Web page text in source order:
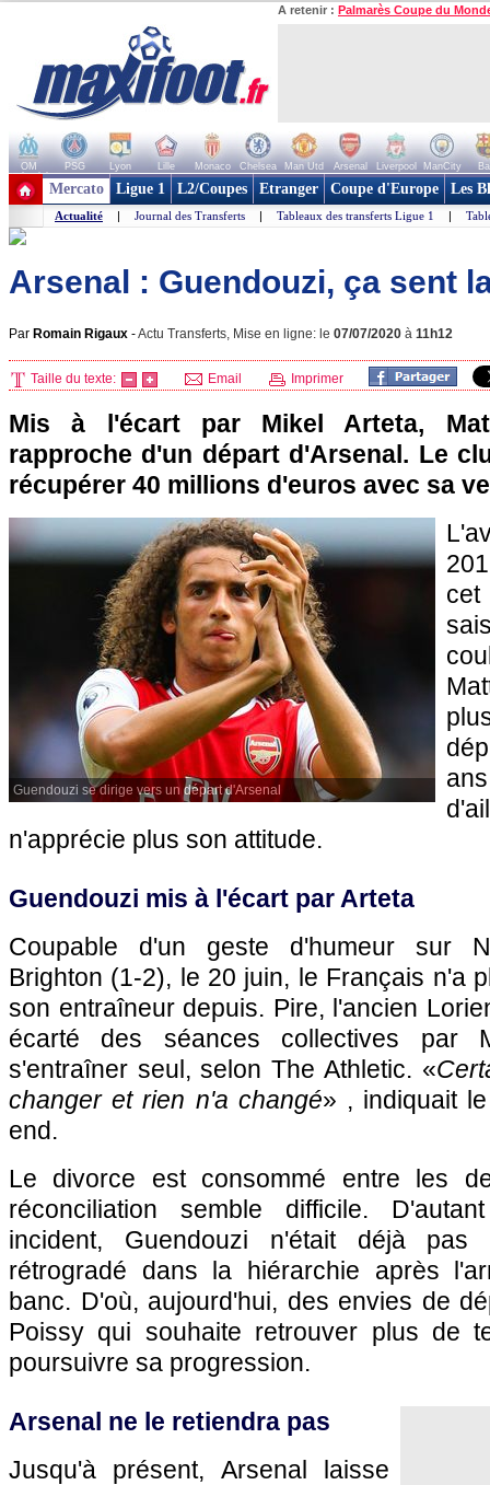
A retenir : Palmarès Coupe du
OM PSG Lyon Lille Monaco Chelsea Man Utd Arsenal Liverpool ManCity
+ de clubs
Mercato Ligue 1 L2/Coupes Etranger Coupe d'Europe Les
Actualité | Journal des Transferts | Tableaux des transferts Ligue 1 |
Arsenal : Guendouzi, ça sent
Par Romain Rigaux -Actu Transferts, Mise en ligne: le 07/07/2020 à 11h12
Taille du texte: Email Imprimer
Mis à l'écart par Mikel Arteta,
rapproche d'un départ d'Arsenal. Le
récupérer 40 millions d'euros avec sa
Guendouzi se dirige vers un départ d'Arsenal
n'apprécie plus son attitude.
Guendouzi mis à l'écart par Arteta
Coupable d'un geste d'humeur sur
Brighton (1-2), le 20 juin, le Français n'a
son entraîneur depuis. Pire, l'ancien
écarté des séances collectives par
s'entraîner seul, selon The Athletic. «
changer et rien n'a changé» , indiquait
end.
Le divorce est consommé entre les
réconciliation semble difficile.
incident, Guendouzi n'était déjà pas
rétrogradé dans la hiérarchie après
banc. D'où, aujourd'hui, des envies de
Poissy qui souhaite retrouver plus de
poursuivre sa progression.
Arsenal ne le retiendra pas
Jusqu'à présent, Arsenal laisse